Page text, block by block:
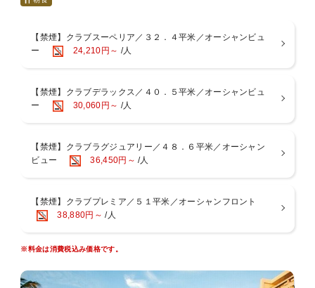
00）のフリーサービス
モーニングサービス(パン・サラダ・フルーツ・ドリンク)（07:30〜
ブル)（17:30〜20:00）
・スポーツジム
・クラブ専用駐車場
・ビーチパラソル（1室1本）
・デッキチェアー（1室2脚）
＜朝食＞
【禁煙】クラブスーペリア／３２．４平米／オーシャンビュ
ー
24,210円～ /人
【禁煙】クラブデラックス／４０．５平米／オーシャンビュ
ー
30,060円～ /人
【禁煙】クラブラグジュアリー／４８．６平米／オーシャン
ビュー
36,450円～ /人
【禁煙】クラブプレミア／５１平米／オーシャンフロント
38,880円～ /人
※料金は消費税込み価格です。